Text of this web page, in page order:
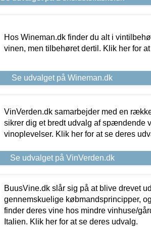
Hos Wineman.dk finder du alt i
vinen, men tilbehøret dertil. Klik her for
Se udvalget på Wineman.dk
VinVerden.dk samarbejder med en
sikrer dig et bredt udvalg af spændende
vinoplevelser. Klik her for at se deres
Se udvalget på VinVerden.dk
BuusVine.dk slår sig på at blive drevet
gennemskuelige købmandsprincipper,
finder deres vine hos mindre vinhuse/
Italien. Klik her for at se deres udvalg.